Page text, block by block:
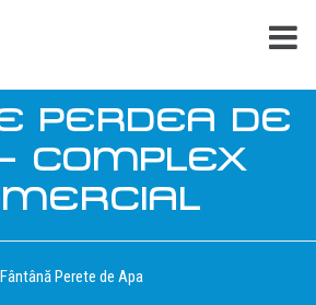
PERDEA DE
COMPLEX
Fântână Perete de Apa